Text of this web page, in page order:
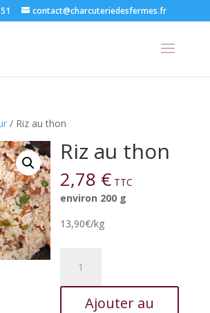
contact@charcuteriedesfermes.fr
/ Riz au thon
Riz au thon
2,78 € TTC
environ 200 g
13,90€/kg
Riz
Ajouter au